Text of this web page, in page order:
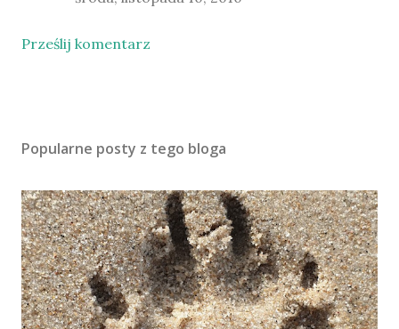
Prześlij komentarz
Popularne posty z tego bloga